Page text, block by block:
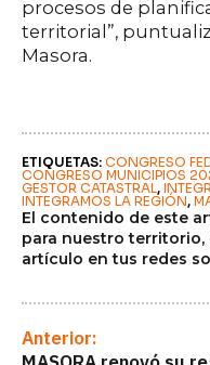
procesos de
territorial”,
Masora.
ETIQUETAS: CONGRESO
CONGRESO MUNICIPIOS
GESTOR CATASTRAL
INTEGRAMOS LA REGIÓN
El contenido de este
para nuestro
artículo en tus redes
Anterior: